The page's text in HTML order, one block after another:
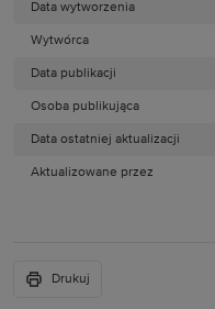
Data wytworzenia
Wytwórca
Data publikacji
Osoba publikująca
Data ostatniej aktualizacji
Aktualizowane przez
Drukuj